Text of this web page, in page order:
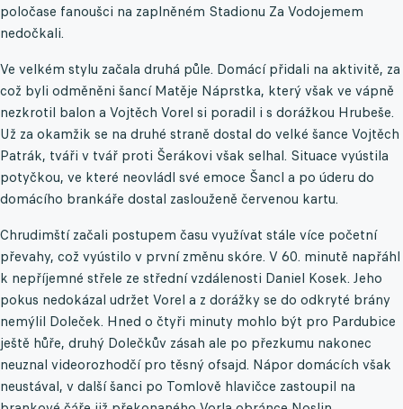
poločase fanoušci na zaplněném Stadionu Za Vodojemem
nedočkali.
Ve velkém stylu začala druhá půle. Domácí přidali na aktivitě, za
což byli odměněni šancí Matěje Náprstka, který však ve vápně
nezkrotil balon a Vojtěch Vorel si poradil i s dorážkou Hrubeše.
Už za okamžik se na druhé straně dostal do velké šance Vojtěch
Patrák, tváři v tvář proti Šerákovi však selhal. Situace vyústila
potyčkou, ve které neovládl své emoce Šancl a po úderu do
domácího brankáře dostal zaslouženě červenou kartu.
Chrudimští začali postupem času využívat stále více početní
převahy, což vyústilo v první změnu skóre. V 60. minutě napřáhl
k nepříjemné střele ze střední vzdálenosti Daniel Kosek. Jeho
pokus nedokázal udržet Vorel a z dorážky se do odkryté brány
nemýlil Doleček. Hned o čtyři minuty mohlo být pro Pardubice
ještě hůře, druhý Dolečkův zásah ale po přezkumu nakonec
neuznal videorozhodčí pro těsný ofsajd. Nápor domácích však
neustával, v další šanci po Tomlově hlavičce zastoupil na